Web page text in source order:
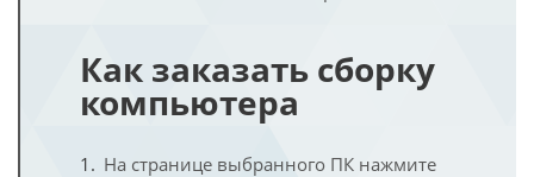
Как заказать сборку
компьютера
На странице выбранного ПК нажмите